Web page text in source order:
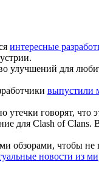
интересные
улучшений для
выпустили
говорят, что
для Clash of Clans.
обзорами, чтобы
новости из